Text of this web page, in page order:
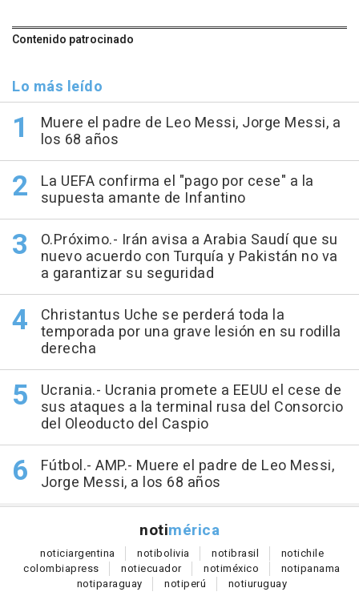
Contenido patrocinado
Lo más leído
Muere el padre de Leo Messi, Jorge Messi, a
los 68 años
La UEFA confirma el "pago por cese" a la
supuesta amante de Infantino
O.Próximo.- Irán avisa a Arabia Saudí que su
nuevo acuerdo con Turquía y Pakistán no va
a garantizar su seguridad
Christantus Uche se perderá toda la
temporada por una grave lesión en su rodilla
derecha
Ucrania.- Ucrania promete a EEUU el cese de
sus ataques a la terminal rusa del Consorcio
del Oleoducto del Caspio
Fútbol.- AMP.- Muere el padre de Leo Messi,
Jorge Messi, a los 68 años
notimérica
noticiargentina notibolivia notibrasil notichile
colombiapress notiecuador notiméxico notipanama
notiparaguay notiperú notiuruguay